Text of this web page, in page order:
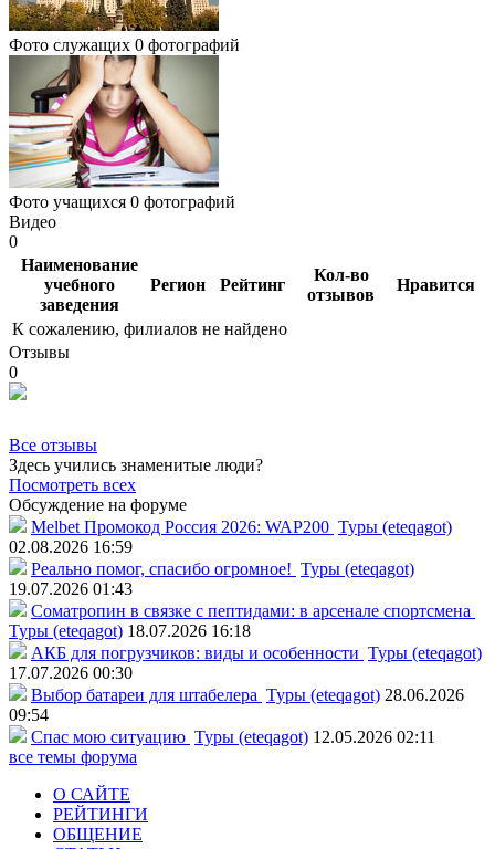
Фото служащих 0 фотографий
Фото учащихся 0 фотографий
Видео
0
Наименование
учебного
заведения
Регион Рейтинг
Кол-во
отзывов
Нравится
К сожалению, филиалов не найдено
Отзывы
0
Все отзывы
Здесь учились знаменитые люди?
Посмотреть всех
Обсуждение на форуме
Melbet Промокод Россия 2026: WAP200 Туры (eteqagot)
02.08.2026 16:59
Реально помог, спасибо огромное! Туры (eteqagot)
19.07.2026 01:43
Соматропин в связке с пептидами: в арсенале спортсмена
Туры (eteqagot) 18.07.2026 16:18
АКБ для погрузчиков: виды и особенности Туры (eteqagot)
17.07.2026 00:30
Выбор батареи для штабелера Туры (eteqagot) 28.06.2026
09:54
Спас мою ситуацию Туры (eteqagot) 12.05.2026 02:11
все темы форума
О САЙТЕ
РЕЙТИНГИ
ОБЩЕНИЕ